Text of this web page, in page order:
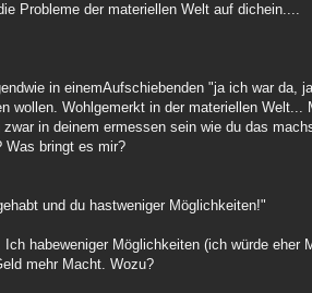
Probleme der materiellen Welt auf dichein....
in einemAufschiebenden "ja ich war da,
wollen. Wohlgemerkt in der materiellen
in deinem ermessen sein wie du das
Was bringt es mir?
und du hastweniger Möglichkeiten!"
habeweniger Möglichkeiten (ich würde
mehr Macht. Wozu?